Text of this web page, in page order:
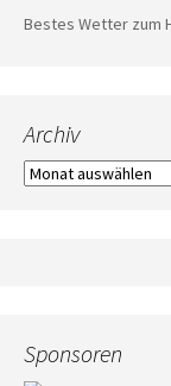
Bestes Wetter zum
Archiv
Archiv
Sponsoren